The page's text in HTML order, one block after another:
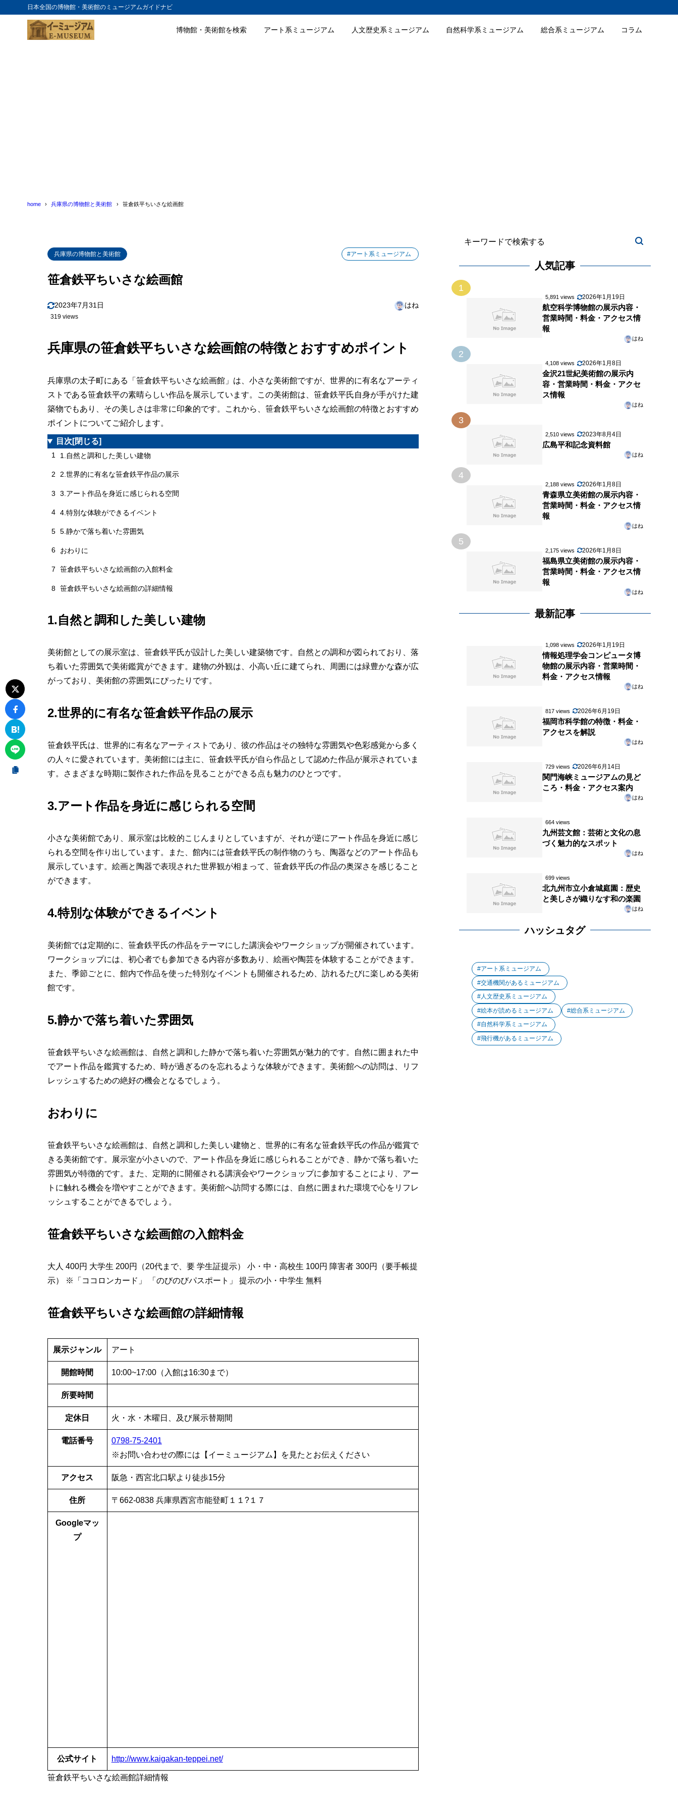
日本全国の博物館・美術館のミュージアムガイドナビ
博物館・美術館を検索 アート系ミュージアム 人文歴史系ミュージアム 自然科学系ミュージアム 総合系ミュージアム コラム
home 兵庫県の博物館と美術館 笹倉鉄平ちいさな絵画館
兵庫県の博物館と美術館 #アート系ミュージアム
笹倉鉄平ちいさな絵画館
2023年7月31日 はね
319 views
兵庫県の笹倉鉄平ちいさな絵画館の特徴とおすすめポイント
兵庫県の太子町にある「笹倉鉄平ちいさな絵画館」は、小さな美術館ですが、世界的に有名なアーティ
ストである笹倉鉄平の素晴らしい作品を展示しています。この美術館は、笹倉鉄平氏自身が手がけた建
築物でもあり、その美しさは非常に印象的です。これから、笹倉鉄平ちいさな絵画館の特徴とおすすめ
ポイントについてご紹介します。
目次 [閉じる]
1 1.自然と調和した美しい建物
2 2.世界的に有名な笹倉鉄平作品の展示
3 3.アート作品を身近に感じられる空間
4 4.特別な体験ができるイベント
5 5.静かで落ち着いた雰囲気
6 おわりに
7 笹倉鉄平ちいさな絵画館の入館料金
8 笹倉鉄平ちいさな絵画館の詳細情報
1.自然と調和した美しい建物
美術館としての展示室は、笹倉鉄平氏が設計した美しい建築物です。自然との調和が図られており、落
ち着いた雰囲気で美術鑑賞ができます。建物の外観は、小高い丘に建てられ、周囲には緑豊かな森が広
がっており、美術館の雰囲気にぴったりです。
2.世界的に有名な笹倉鉄平作品の展示
笹倉鉄平氏は、世界的に有名なアーティストであり、彼の作品はその独特な雰囲気や色彩感覚から多く
の人々に愛されています。美術館には主に、笹倉鉄平氏が自ら作品として認めた作品が展示されていま
す。さまざまな時期に製作された作品を見ることができる点も魅力のひとつです。
3.アート作品を身近に感じられる空間
小さな美術館であり、展示室は比較的こじんまりとしていますが、それが逆にアート作品を身近に感じ
られる空間を作り出しています。また、館内には笹倉鉄平氏の制作物のうち、陶器などのアート作品も
展示しています。絵画と陶器で表現された世界観が相まって、笹倉鉄平氏の作品の奥深さを感じること
ができます。
4.特別な体験ができるイベント
美術館では定期的に、笹倉鉄平氏の作品をテーマにした講演会やワークショップが開催されています。
ワークショップには、初心者でも参加できる内容が多数あり、絵画や陶芸を体験することができます。
また、季節ごとに、館内で作品を使った特別なイベントも開催されるため、訪れるたびに楽しめる美術
館です。
5.静かで落ち着いた雰囲気
笹倉鉄平ちいさな絵画館は、自然と調和した静かで落ち着いた雰囲気が魅力的です。自然に囲まれた中
でアート作品を鑑賞するため、時が過ぎるのを忘れるような体験ができます。美術館への訪問は、リフ
レッシュするための絶好の機会となるでしょう。
おわりに
笹倉鉄平ちいさな絵画館は、自然と調和した美しい建物と、世界的に有名な笹倉鉄平氏の作品が鑑賞で
きる美術館です。展示室が小さいので、アート作品を身近に感じられることができ、静かで落ち着いた
雰囲気が特徴的です。また、定期的に開催される講演会やワークショップに参加することにより、アー
トに触れる機会を増やすことができます。美術館へ訪問する際には、自然に囲まれた環境で心をリフレ
ッシュすることができるでしょう。
笹倉鉄平ちいさな絵画館の入館料金
大人 400円 大学生 200円（20代まで、要 学生証提示） 小・中・高校生 100円 障害者 300円（要手帳提
示） ※「ココロンカード」 「のびのびパスポート」 提示の小・中学生 無料
笹倉鉄平ちいさな絵画館の詳細情報
展示ジャンル アート
開館時間 10:00~17:00（入館は16:30まで）
所要時間
定休日 火・水・木曜日、及び展示替期間
電話番号
0798-75-2401
※お問い合わせの際には【イーミュージアム】を見たとお伝えください
アクセス 阪急・西宮北口駅より徒歩15分
住所 〒662-0838 兵庫県西宮市能登町１１?１７
Googleマッ
プ
公式サイト http://www.kaigakan-teppei.net/
笹倉鉄平ちいさな絵画館詳細情報
人気記事
1
5,891 views 2026年1月19日
航空科学博物館の展示内容・
営業時間・料金・アクセス情
報
はね
2
4,108 views 2026年1月8日
金沢21世紀美術館の展示内
容・営業時間・料金・アクセ
ス情報
はね
3
2,510 views 2023年8月4日
広島平和記念資料館
はね
4
2,188 views 2026年1月8日
青森県立美術館の展示内容・
営業時間・料金・アクセス情
報
はね
5
2,175 views 2026年1月8日
福島県立美術館の展示内容・
営業時間・料金・アクセス情
報
はね
最新記事
1,098 views 2026年1月19日
情報処理学会コンピュータ博
物館の展示内容・営業時間・
料金・アクセス情報
はね
817 views 2026年6月19日
福岡市科学館の特徴・料金・
アクセスを解説
はね
729 views 2026年6月14日
関門海峡ミュージアムの見ど
ころ・料金・アクセス案内
はね
664 views
九州芸文館：芸術と文化の息
づく魅力的なスポット
はね
699 views
北九州市立小倉城庭園：歴史
と美しさが織りなす和の楽園
はね
ハッシュタグ
アート系ミュージアム
交通機関があるミュージアム
人文歴史系ミュージアム
絵本が読めるミュージアム
総合系ミュージアム
自然科学系ミュージアム
飛行機があるミュージアム
目次
8 笹倉鉄平ちいさな絵画館の詳細情報